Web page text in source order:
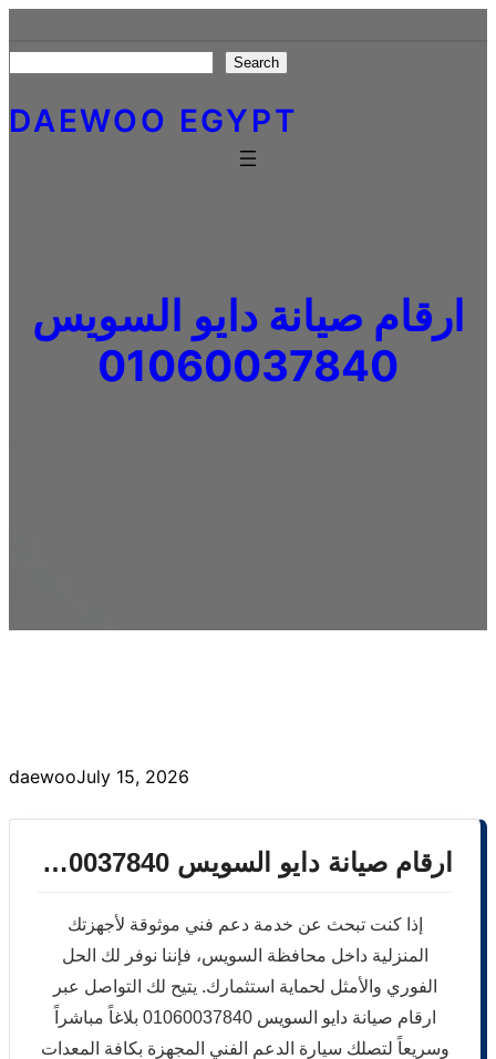
to
content
Search
DAEWOO EGYPT
ارقام صيانة دايو السويس
01060037840
daewooJuly 15, 2026
ارقام صيانة دايو السويس 01060037840 | صيانة منزلية معتمدة
إذا كنت تبحث عن خدمة دعم فني موثوقة لأجهزتك
المنزلية داخل محافظة السويس، فإننا نوفر لك الحل
الفوري والأمثل لحماية استثمارك. يتيح لك التواصل عبر
ارقام صيانة دايو السويس 01060037840 بلاغاً مباشراً
وسريعاً لتصلك سيارة الدعم الفني المجهزة بكافة المعدات